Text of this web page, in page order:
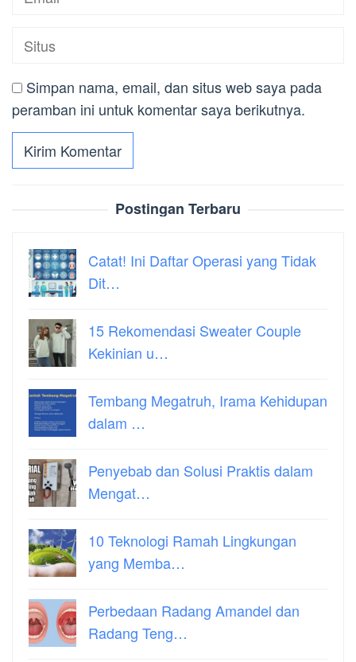
Simpan nama, email, dan situs web saya pada
peramban ini untuk komentar saya berikutnya.
Postingan Terbaru
Catat! Ini Daftar Operasi yang Tidak
Dit…
15 Rekomendasi Sweater Couple
Kekinian u…
Tembang Megatruh, Irama Kehidupan
dalam …
Penyebab dan Solusi Praktis dalam
Mengat…
10 Teknologi Ramah Lingkungan
yang Memba…
Perbedaan Radang Amandel dan
Radang Teng…